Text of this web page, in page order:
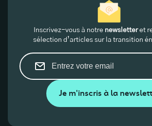
Inscrivez-vous à notre newsletteret
sélection d’articles sur la transition
Je m'inscris à la